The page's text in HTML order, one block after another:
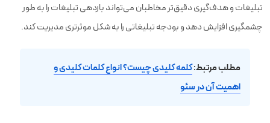
تبلیغات و هدف‌گیری دقیق‌تر مخاطبان می‌تواند بازدهی تبلیغات را به طور
چشمگیری افزایش دهد و بودجه تبلیغاتی را به شکل موثرتری مدیریت کند.
مطلب مرتبط:کلمه کلیدی چیست؟ انواع کلمات کلیدی و
اهمیت آن در سئو